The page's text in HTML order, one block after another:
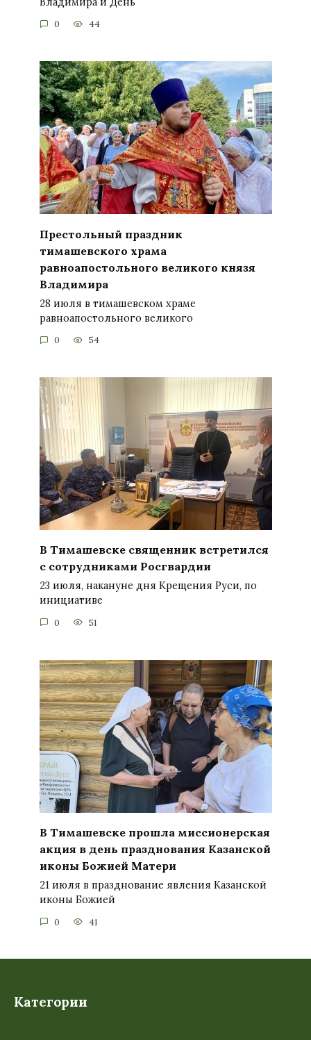
0 44
Престольный праздник
тимашевского храма
равноапостольного великого князя
Владимира
28 июля в тимашевском храме
равноапостольного великого
0 54
В Тимашевске священник встретился
с сотрудниками Росгвардии
23 июля, накануне дня Крещения Руси, по
инициативе
0 51
В Тимашевске прошла миссионерская
акция в день празднования Казанской
иконы Божией Матери
21 июля в празднование явления Казанской
иконы Божией
0 41
Категории